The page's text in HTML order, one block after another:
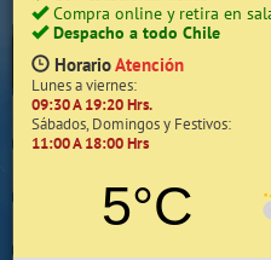
Compra online y retira en
Despacho a todo Chile
HorarioAtención
Lunes a viernes:
09:30 A 19:20 Hrs.
Sábados, Domingos y Festivos:
11:00 A 18:00 Hrs
5°C